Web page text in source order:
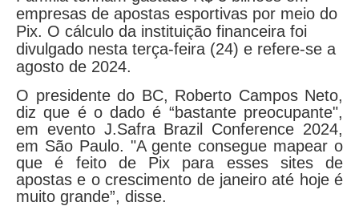
empresas de apostas esportivas por meio do
Pix. O cálculo da instituição financeira foi
divulgado nesta terça-feira (24) e refere-se a
agosto de 2024.
O presidente do BC, Roberto Campos Neto,
diz que é o dado é “bastante preocupante",
em evento J.Safra Brazil Conference 2024,
em São Paulo. "A gente consegue mapear o
que é feito de Pix para esses sites de
apostas e o crescimento de janeiro até hoje é
muito grande”, disse.